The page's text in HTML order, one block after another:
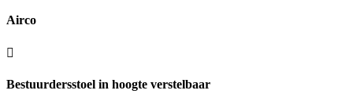
Airco
Bestuurdersstoel in hoogte verstelbaar